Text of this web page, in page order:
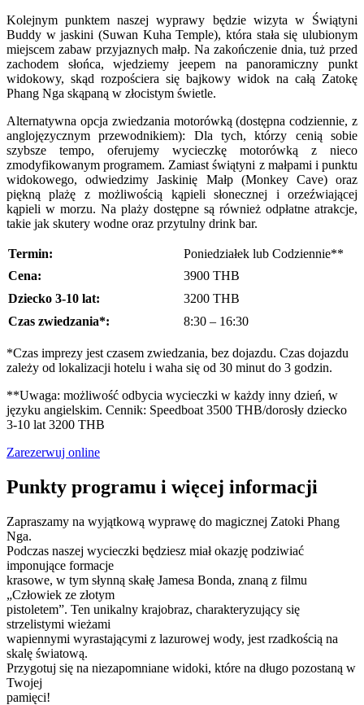
Kolejnym punktem naszej wyprawy będzie wizyta w Świątyni
Buddy w jaskini (Suwan Kuha Temple), która stała się ulubionym
miejscem zabaw przyjaznych małp. Na zakończenie dnia, tuż przed
zachodem słońca, wjedziemy jeepem na panoramiczny punkt
widokowy, skąd rozpościera się bajkowy widok na całą Zatokę
Phang Nga skąpaną w złocistym świetle.
Alternatywna opcja zwiedzania motorówką (dostępna codziennie, z
anglojęzycznym przewodnikiem): Dla tych, którzy cenią sobie
szybsze tempo, oferujemy wycieczkę motorówką z nieco
zmodyfikowanym programem. Zamiast świątyni z małpami i punktu
widokowego, odwiedzimy Jaskinię Małp (Monkey Cave) oraz
piękną plażę z możliwością kąpieli słonecznej i orzeźwiającej
kąpieli w morzu. Na plaży dostępne są również odpłatne atrakcje,
takie jak skutery wodne oraz przytulny drink bar.
Termin:
Poniedziałek lub Codziennie**
Cena:
3900 THB
Dziecko 3-10 lat:
3200 THB
Czas zwiedzania*:
8:30 – 16:30
*Czas imprezy jest czasem zwiedzania, bez dojazdu. Czas dojazdu
zależy od lokalizacji hotelu i waha się od 30 minut do 3 godzin.
**Uwaga: możliwość odbycia wycieczki w każdy inny dzień, w
języku angielskim. Cennik: Speedboat 3500 THB/dorosły dziecko
3-10 lat 3200 THB
Zarezerwuj online
Punkty programu i więcej informacji
Zapraszamy na wyjątkową wyprawę do magicznej Zatoki Phang
Nga.
Podczas naszej wycieczki będziesz miał okazję podziwiać
imponujące formacje
krasowe, w tym słynną skałę Jamesa Bonda, znaną z filmu
„Człowiek ze złotym
pistoletem”. Ten unikalny krajobraz, charakteryzujący się
strzelistymi wieżami
wapiennymi wyrastającymi z lazurowej wody, jest rzadkością na
skalę światową.
Przygotuj się na niezapomniane widoki, które na długo pozostaną w
Twojej
pamięci!